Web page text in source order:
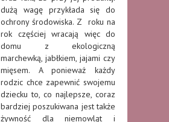
dużą wagę przykłada się do
ochrony środowiska. Z roku na
rok częściej wracają więc do
domu z ekologiczną
marchewką, jabłkiem, jajami czy
mięsem. A ponieważ każdy
rodzic chce zapewnić swojemu
dziecku to, co najlepsze, coraz
bardziej poszukiwana jest także
żywność dla niemowląt i